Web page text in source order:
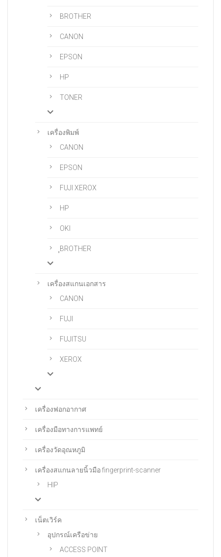
BROTHER
CANON
EPSON
HP
TONER
เครื่องพิมพ์
CANON
EPSON
FUJI XEROX
HP
OKI
ฺฺBROTHER
เครื่องสแกนเอกสาร
CANON
FUJI
FUJITSU
XEROX
เครื่องฟอกอากาศ
เครื่องมือทางการแพทย์
เครื่องวัดอุณหภูมิ
เครื่องสแกนลายนิ้วมือ fingerprint-scanner
HIP
เน็ตเวิร์ค
อุปกรณ์เครือข่าย
ACCESS POINT